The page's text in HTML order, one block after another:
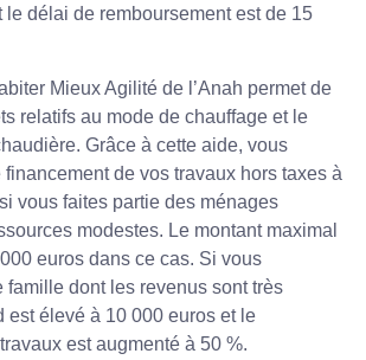
le délai de remboursement est de 15
Mieux Agilité de l’Anah permet de
relatifs au mode de chauffage et le
Grâce à cette aide, vous
de vos travaux hors taxes à
vous faites partie des ménages
modestes. Le montant maximal
euros dans ce cas. Si vous
famille dont les revenus sont très
est élevé à 10 000 euros et le
est augmenté à 50 %.